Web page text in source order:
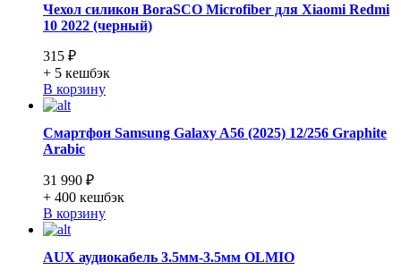
Чехол силикон BoraSCO Microfiber для Xiaomi Redmi
10 2022 (черный)
315 ₽
+ 5 кешбэк
В корзину
Смартфон Samsung Galaxy A56 (2025) 12/256 Graphite
Arabic
31 990 ₽
+ 400 кешбэк
В корзину
AUX аудиокабель 3.5мм-3.5мм OLMIO